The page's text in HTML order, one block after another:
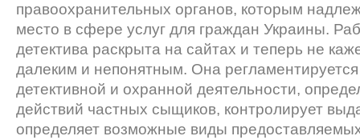
правоохранительных органов, которым
место в сфере услуг для граждан Украины.
детектива раскрыта на сайтах и теперь не
далеким и непонятным. Она
детективной и охранной деятельности,
действий частных сыщиков, контролирует
определяет возможные виды